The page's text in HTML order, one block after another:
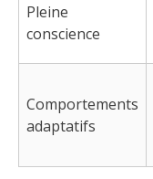
Pleine
conscience
Comportements
adaptatifs